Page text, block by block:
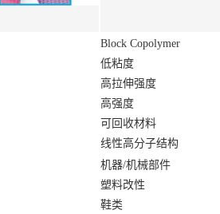
Block Copolymer
低粘度
高拉伸强度
高强度
可回收材料
线性高分子结构
机器/机械部件
塑料改性
鞋类